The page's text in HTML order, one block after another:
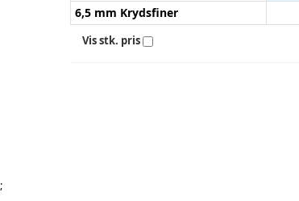
6,5 mm Krydsfiner
Vis stk. pris
;